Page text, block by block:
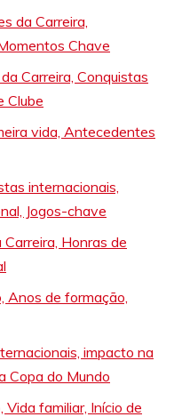
da Carreira,
Chave
Carreira, Conquistas
Clube
vida, Antecedentes
internacionais,
Jogos-chave
Honras de
Anos de formação,
impacto na
Copa do Mundo
Vida familiar, Início de